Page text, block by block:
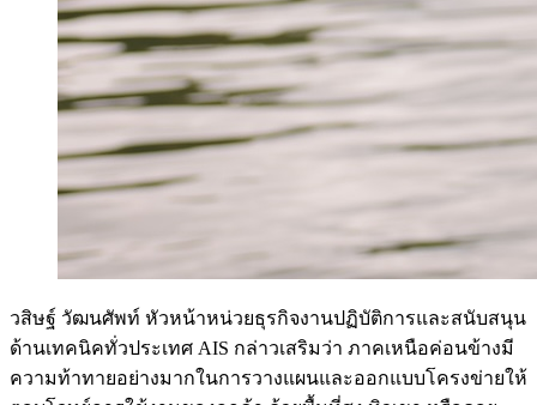
วสิษฐ์ วัฒนศัพท์ หัวหน้าหน่วยธุรกิจงานปฏิบัติการและสนับสนุน
ด้านเทคนิคทั่วประเทศ AIS กล่าวเสริมว่า ภาคเหนือค่อนข้างมี
ความท้าทายอย่างมากในการวางแผนและออกแบบโครงข่ายให้